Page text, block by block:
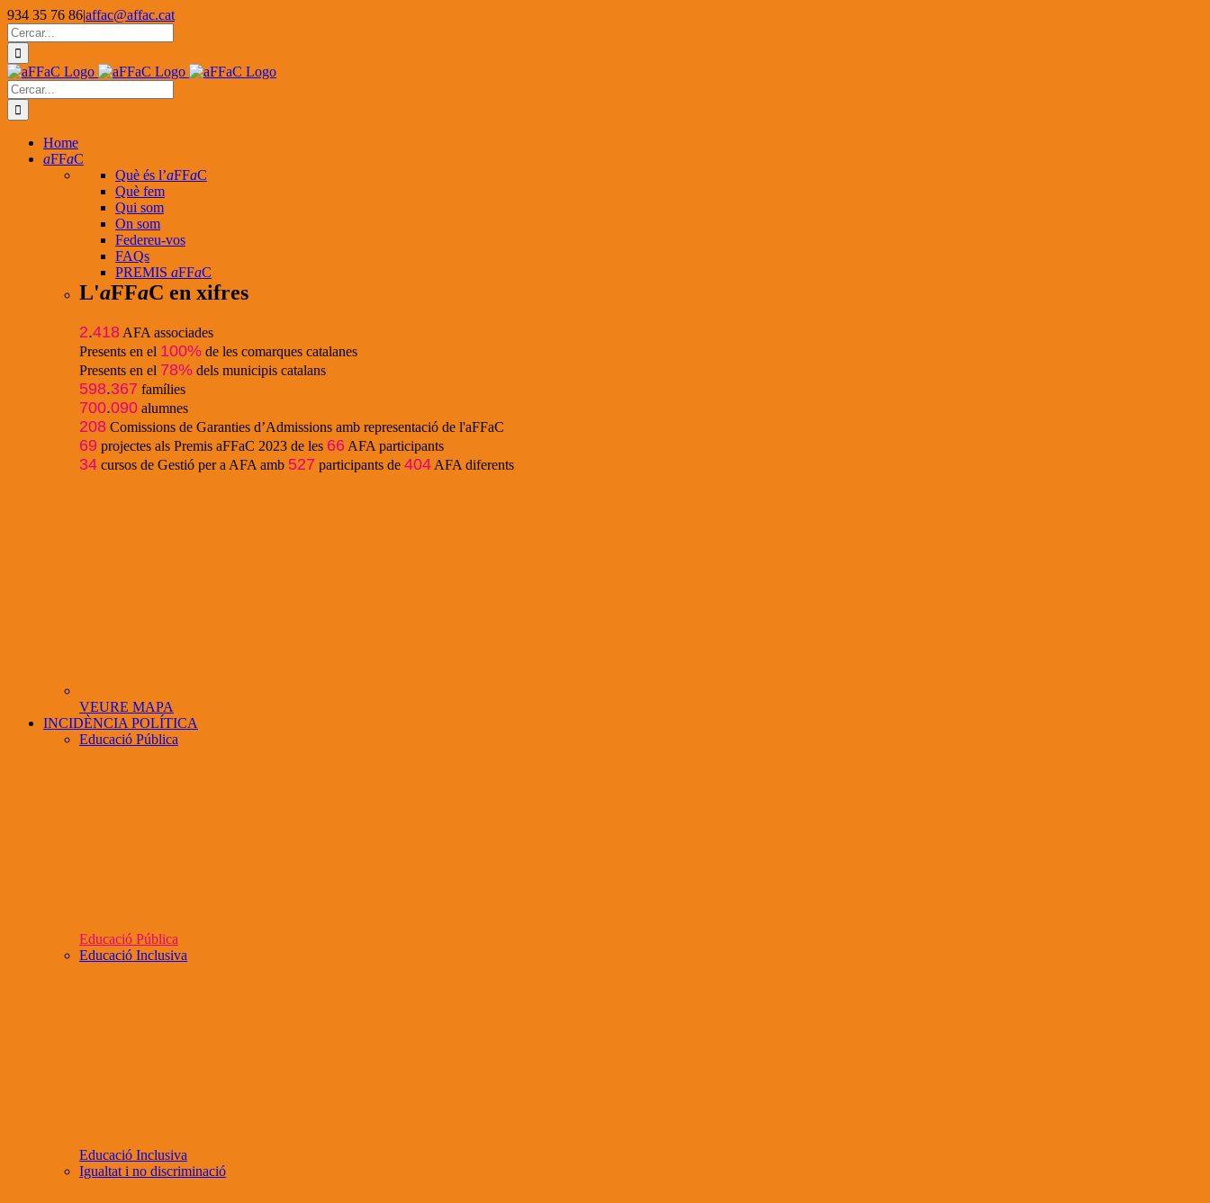
Skip
to
content
934 35 76 86|affac@affac.cat
Facebook
X
YouTube
Cerca
…
Cerca
…
Home
aFFaC
Què és l’aFFaC
Què fem
Qui som
On som
Federeu-vos
FAQs
PREMIS aFFaC
L'aFFaC en xifres
2.418 AFA associades
Presents en el 100% de les comarques catalanes
Presents en el 78% dels municipis catalans
598.367 famílies
700.090 alumnes
208 Comissions de Garanties d’Admissions amb representació de l'aFFaC
69 projectes als Premis aFFaC 2023 de les 66 AFA participants
34 cursos de Gestió per a AFA amb 527 participants de 404 AFA diferents
VEURE MAPA
INCIDÈNCIA POLÍTICA
Educació Pública
Educació Pública
Educació Inclusiva
Educació Inclusiva
Igualtat i no discriminació